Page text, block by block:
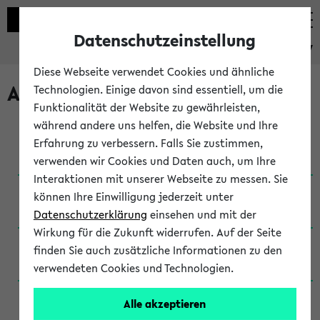
eKVV
Archivierte Studiengänge
Anglistik: British and American Studies / B.A.
(Einschreibung bis WiSe 16/17)
Anglistik: British and American Studies / B.A.
(Einschreibung bis SoSe 2015)
Anglistik: British and American Studies / B.A.
(Einschreibung bis SoSe 2013)
Anglistik: British and American Studies / Ba
(Einschreibung bis SoSe 2011)
Datenschutzeinstellung
Diese Webseite verwendet Cookies und ähnliche
Technologien. Einige davon sind essentiell, um die
Funktionalität der Website zu gewährleisten,
während andere uns helfen, die Website und Ihre
Erfahrung zu verbessern. Falls Sie zustimmen,
verwenden wir Cookies und Daten auch, um Ihre
Interaktionen mit unserer Webseite zu messen. Sie
können Ihre Einwilligung jederzeit unter
Datenschutzerklärung einsehen und mit der
Wirkung für die Zukunft widerrufen. Auf der Seite
finden Sie auch zusätzliche Informationen zu den
verwendeten Cookies und Technologien.
Alle akzeptieren